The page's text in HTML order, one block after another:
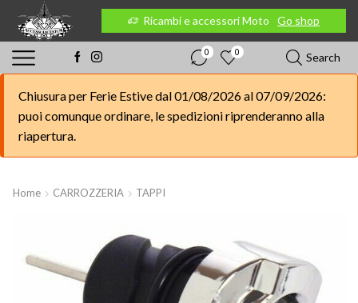
Go shop Ricambi e accessori Moto Go shop
0 0 Search
Chiusura per Ferie Estive dal 01/08/2026 al 07/09/2026:
puoi comunque ordinare, le spedizioni riprenderanno alla
riapertura.
Home CARROZZERIA TAPPI